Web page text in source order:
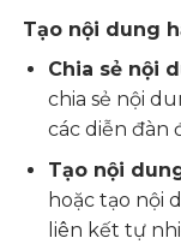
Tạo nội dung
Chia sẻ nội
chia sẻ nội
các diễn đàn
Tạo nội
hoặc tạo nội
liên kết tự